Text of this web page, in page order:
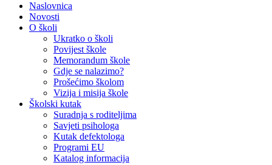
Naslovnica
Novosti
O školi
Ukratko o školi
Povijest škole
Memorandum škole
Gdje se nalazimo?
Prošećimo školom
Vizija i misija škole
Školski kutak
Suradnja s roditeljima
Savjeti psihologa
Kutak defektologa
Programi EU
Katalog informacija